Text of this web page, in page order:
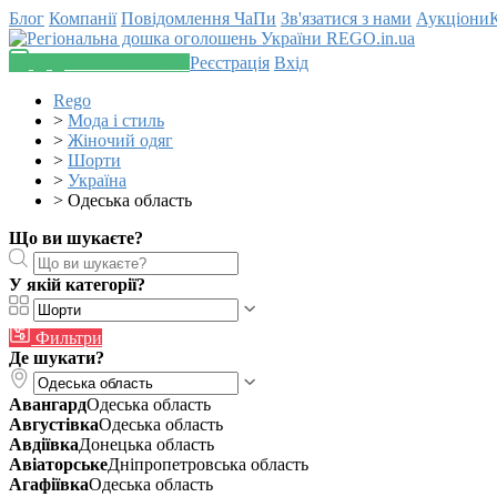
Блог Компанії Повідомлення ЧаПи Зв'язатися з нами Аукціони
Реєстрація Вхід
Rego
> Мода і стиль
> Жіночий одяг
> Шорти
> Україна
> Одеська область
Що ви шукаєте?
У якій категорії?
Фильтри
Де шукати?
АвангардОдеська область
АвгустівкаОдеська область
АвдіївкаДонецька область
АвіаторськеДніпропетровська область
АгафіївкаОдеська область